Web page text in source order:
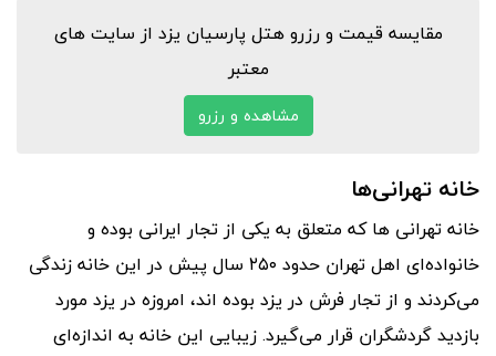
مقایسه قیمت و رزرو هتل پارسیان یزد از سایت های
معتبر
مشاهده و رزرو
خانه تهرانی‌ها
خانه تهرانی ها که متعلق به یکی از تجار ایرانی بوده و
خانواده‌ای اهل تهران حدود ۲۵۰ سال پیش در این خانه زندگی
می‌کردند و از تجار فرش در یزد بوده اند، امروزه در یزد مورد
بازدید گردشگران قرار می‌گیرد. زیبایی این خانه به اندازه‌ای